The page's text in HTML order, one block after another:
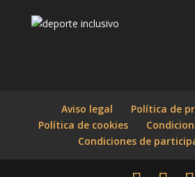
Aviso legal
Política de
Política de cookies
Condiciones de